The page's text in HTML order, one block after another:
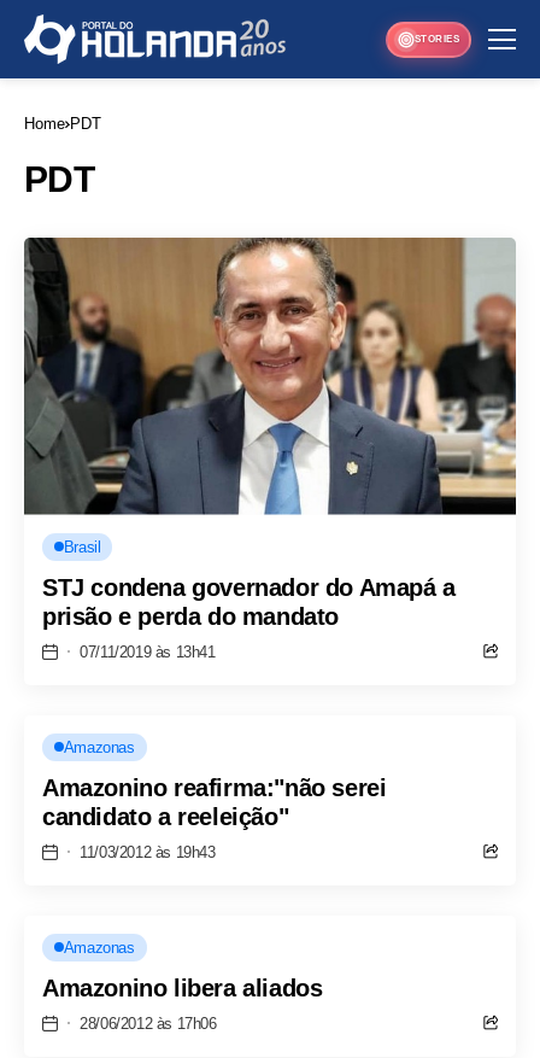
STORIES
Home PDT
PDT
Brasil
STJ condena governador do Amapá a
prisão e perda do mandato
07/11/2019 às 13h41
Amazonas
Amazonino reafirma:"não serei
candidato a reeleição"
11/03/2012 às 19h43
Amazonas
Amazonino libera aliados
28/06/2012 às 17h06